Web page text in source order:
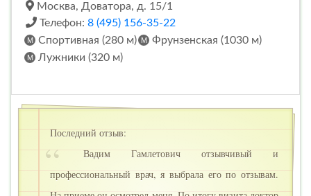
Москва, Доватора, д. 15/1
Телефон: 8 (495) 156-35-22
Спортивная (280 м)
Фрунзенская (1030 м)
Лужники (320 м)
Последний отзыв:
Вадим Гамлетович отзывчивый и
профессиональный врач, я выбрала его по отзывам.